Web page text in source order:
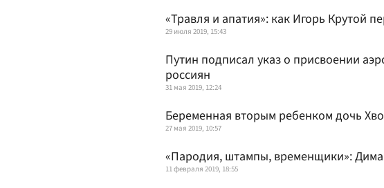
«Травля и апатия»: как Игорь Крутой
29 июля 2019, 15:43
Путин подписал указ о присвоении
россиян
31 мая 2019, 12:24
Беременная вторым ребенком дочь
27 мая 2019, 10:57
«Пародия, штампы, временщики»:
11 февраля 2019, 18:55